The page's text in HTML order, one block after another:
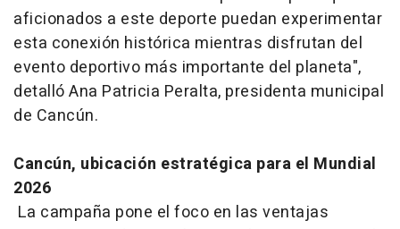
aficionados a este deporte puedan experimentar
esta conexión histórica mientras disfrutan del
evento deportivo más importante del planeta",
detalló Ana Patricia Peralta, presidenta municipal
de Cancún.
Cancún, ubicación estratégica para el Mundial
2026
La campaña pone el foco en las ventajas